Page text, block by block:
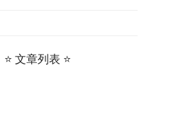
⭐ 文章列表 ⭐